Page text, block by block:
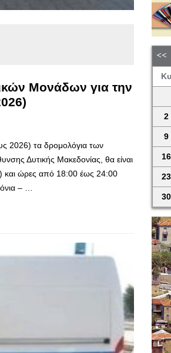
Μονάδων για την
2026) τα δρομολόγια των
Δυτικής Μακεδονίας, θα είναι
ώρες από 18:00 έως 24:00
– …
Κυ
2
9
16
23
30